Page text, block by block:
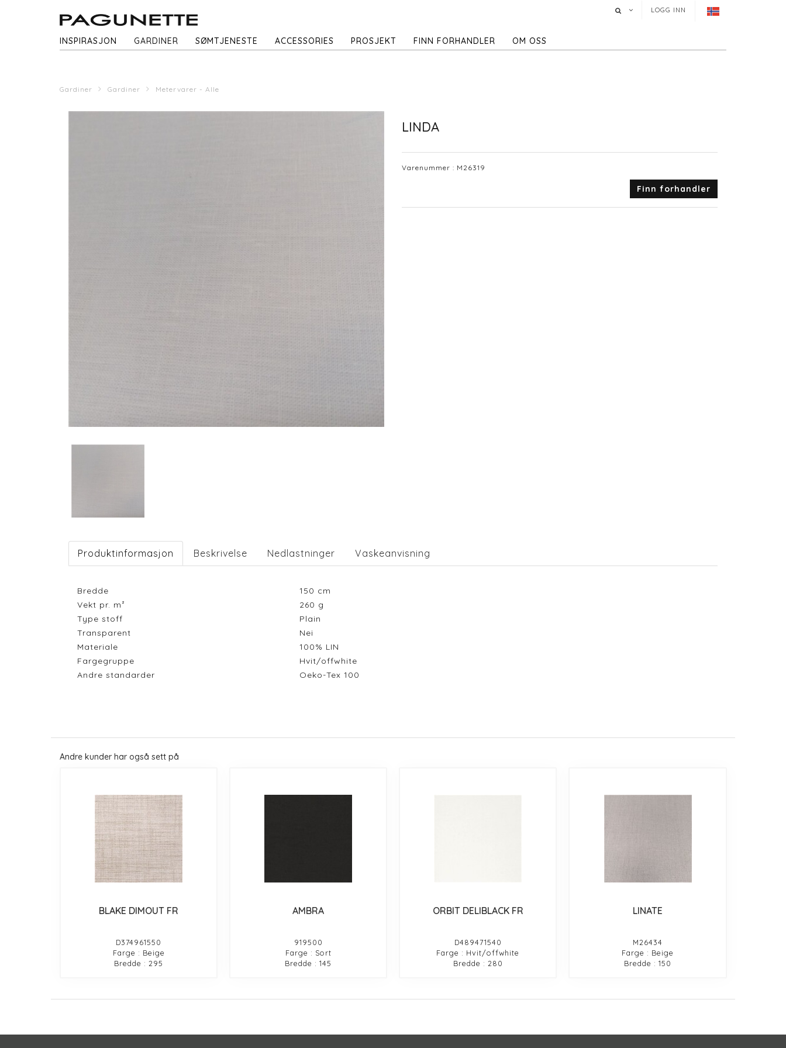
LOGG INN
INSPIRASJON GARDINER SØMTJENESTE ACCESSORIES PROSJEKT FINN FORHANDLER OM OSS
Gardiner Gardiner Metervarer - Alle
LINDA
Varenummer : M26319
Finn forhandler
Produktinformasjon Beskrivelse Nedlastninger Vaskeanvisning
Bredde 150 cm
Vekt pr. m²
260 g
Type stoff
Plain
Transparent
Nei
Materiale
100% LIN
Fargegruppe
Hvit/offwhite
Andre standarder
Oeko-Tex 100
Andre kunder har også sett på
BLAKE DIMOUT FR
D374961550
Farge : Beige
Bredde : 295
AMBRA
919500
Farge : Sort
Bredde : 145
ORBIT DELIBLACK FR
D489471540
Farge : Hvit/offwhite
Bredde : 280
LINATE
M26434
Farge : Beige
Bredde : 150